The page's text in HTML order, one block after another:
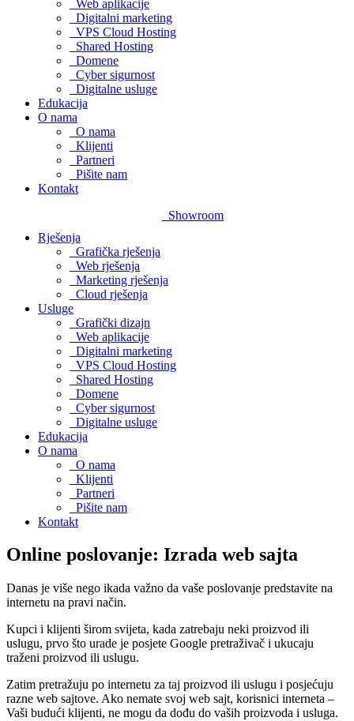
Web aplikacije
Digitalni marketing
VPS Cloud Hosting
Shared Hosting
Domene
Cyber sigurnost
Digitalne usluge
Edukacija
O nama
O nama
Klijenti
Partneri
Pišite nam
Kontakt
Showroom
Rješenja
Grafička rješenja
Web rješenja
Marketing rješenja
Cloud rješenja
Usluge
Grafički dizajn
Web aplikacije
Digitalni marketing
VPS Cloud Hosting
Shared Hosting
Domene
Cyber sigurnost
Digitalne usluge
Edukacija
O nama
O nama
Klijenti
Partneri
Pišite nam
Kontakt
Online poslovanje: Izrada web sajta
Danas je više nego ikada važno da vaše poslovanje predstavite na
internetu na pravi način.
Kupci i klijenti širom svijeta, kada zatrebaju neki proizvod ili
uslugu, prvo što urade je posjete Google pretraživač i ukucaju
traženi proizvod ili uslugu.
Zatim pretražuju po internetu za taj proizvod ili uslugu i posjećuju
razne web sajtove. Ako nemate svoj web sajt, korisnici interneta –
Vaši budući klijenti, ne mogu da dođu do vaših proizvoda i usluga.